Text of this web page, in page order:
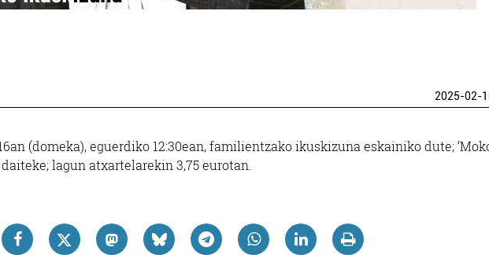
2025-02-
(domeka), eguerdiko 12:30ean, familientzako ikuskizuna eskainiko dute;
lagun atxartelarekin 3,75 eurotan.